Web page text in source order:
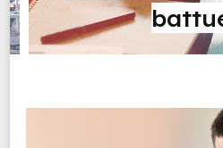
bide